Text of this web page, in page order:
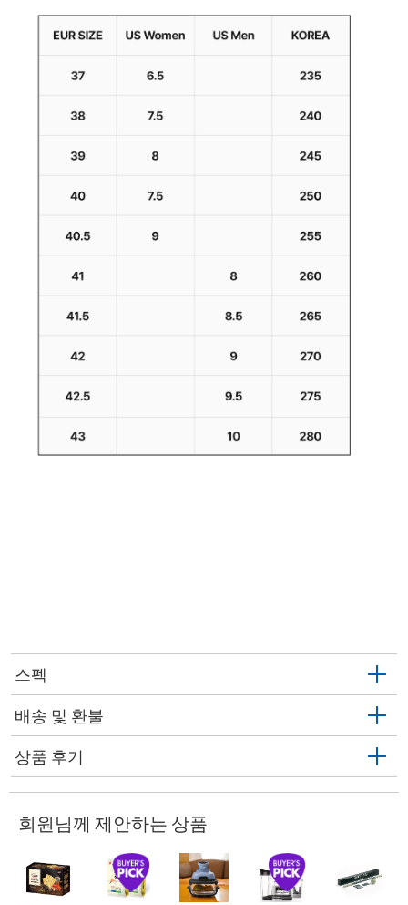
스펙
배송 및 환불
상품 후기
회원님께 제안하는 상품